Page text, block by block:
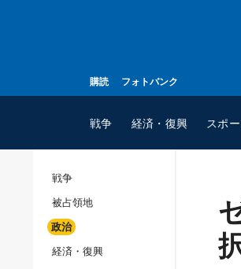
購読 フォトバンク
戦争 経済・復興 スポ
戦争
被占領地
政治
経済・復興